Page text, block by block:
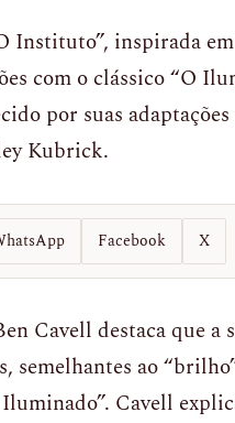
Instituto”, inspirada
com o clássico “O
por suas
Kubrick.
Facebook X
Cavell destaca que a
semelhantes ao
Cavell